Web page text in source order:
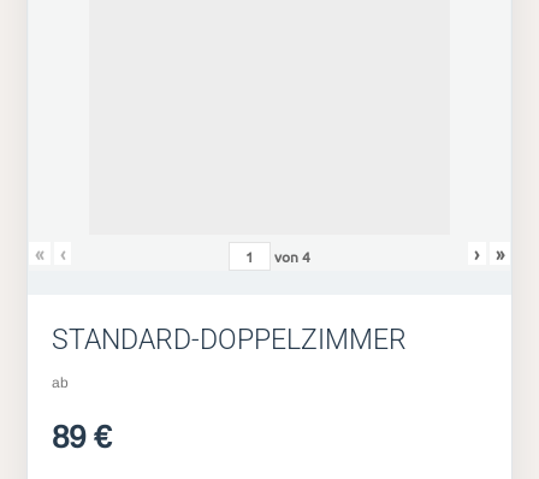
« ‹ von4 › »
STANDARD-DOPPELZIMMER
ab
89 €